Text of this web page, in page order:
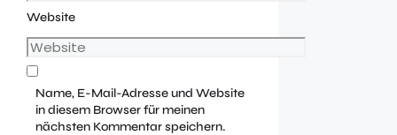
Website
Name, E-Mail-Adresse und Website
in diesem Browser für meinen
nächsten Kommentar speichern.